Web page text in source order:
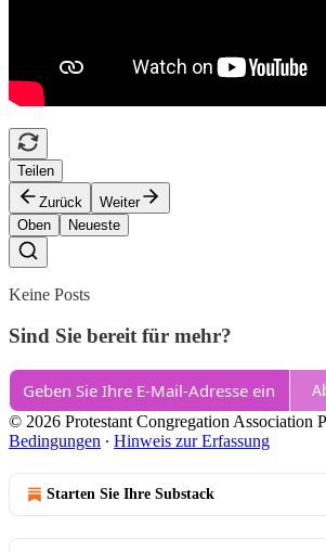
Teilen
Zurück
Weiter
Oben
Neueste
Keine Posts
Sind Sie bereit für mehr?
© 2026 Protestant Congregation Association
Bedingungen ∙ Hinweis zur Erfassung
Starten Sie Ihre Substack